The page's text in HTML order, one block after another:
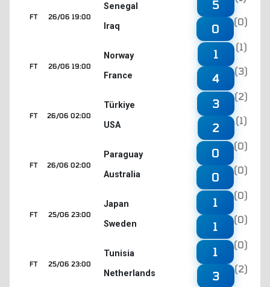
26/06 19:00
FT
Senegal
Iraq
5
0
(0)
26/06 19:00
FT
Norway
France
1
(1)
4
(3)
26/06 02:00
FT
Türkiye
USA
3
(2)
2
(1)
26/06 02:00
FT
Paraguay
Australia
0
(0)
0
(0)
25/06 23:00
FT
Japan
Sweden
1
(0)
1
(0)
25/06 23:00
FT
Tunisia
Netherlands
1
(0)
3
(2)